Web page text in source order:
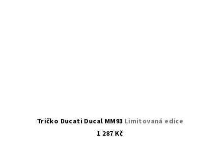
Tričko Ducati Ducal MM93 Limitovaná edice
1 287 Kč